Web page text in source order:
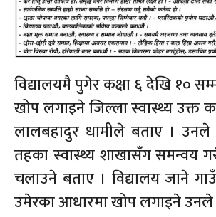
विद्यालयमै पुगेर कक्षा ६ देखि १०
खोप लगाइने जिल्ला स्वास्थ्य उक्त
लालबहादुर धामीले बताए । उनले
तहका स्वास्थ्य शाखासँग समन्वय
चलाउने बताए । विद्यालय जाने
उमेरका आधारमा खोप लगाइने उनले